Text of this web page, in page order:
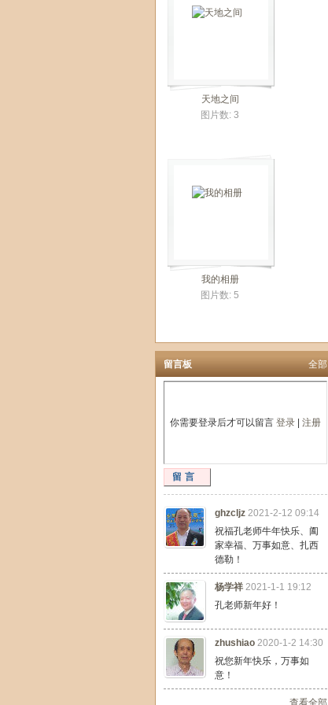
天地之间
图片数: 3
我的相册
图片数: 5
留言板 全部
你需要登录后才可以留言 登录 注册
留言
ghzcljz 2021-2-12 09:14
祝福孔老师牛年快乐、阖
家幸福、万事如意、扎西
德勒！
杨学祥 2021-1-1 19:12
孔老师新年好！
zhushiao 2020-1-2 14:30
祝您新年快乐，万事如
意！
查看全部